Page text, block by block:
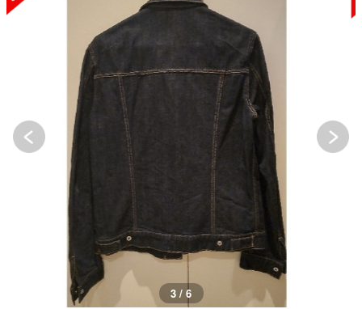
3 / 6